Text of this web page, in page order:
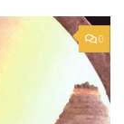
0